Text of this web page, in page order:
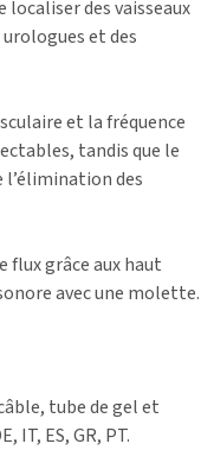
localiser des vaisseaux
et des
et la fréquence
tandis que le
des
flux grâce aux haut
avec une molette.
tube de gel et
IT, ES, GR, PT.